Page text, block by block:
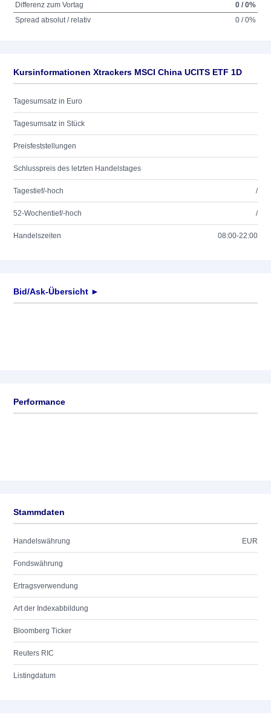
Differenz zum Vortag
0 / 0%
Spread absolut / relativ
0 / 0%
Kursinformationen Xtrackers MSCI China UCITS ETF 1D
Tagesumsatz in Euro
Tagesumsatz in Stück
Preisfeststellungen
Schlusspreis des letzten Handelstages
Tagestief/-hoch /
52-Wochentief/-hoch /
Handelszeiten 08:00-22:00
Bid/Ask-Übersicht ►
Performance
Stammdaten
Handelswährung EUR
Fondswährung
Ertragsverwendung
Art der Indexabbildung
Bloomberg Ticker
Reuters RIC
Listingdatum